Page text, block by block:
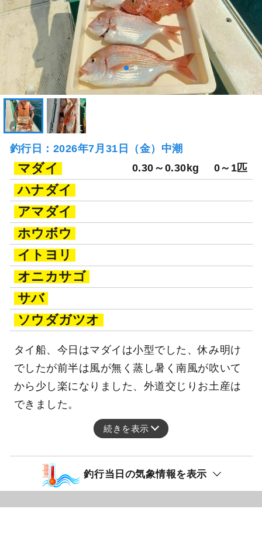
釣行日：2026年7月31日（金）中潮
マダイ 0.30～0.30kg 0～1匹
ハナダイ
アマダイ
ホウボウ
イトヨリ
オニカサゴ
サバ
ソウダガツオ
タイ船、今日はマダイは小型でした、休み明け
でしたが前半は風が無く蒸し暑く南風が吹いて
から少し楽になりました、外道交じりお土産は
できました。
続きを表示
釣行当日の気象情報を表示